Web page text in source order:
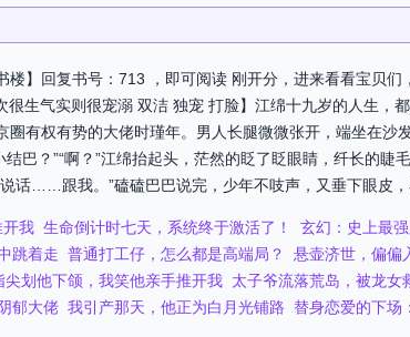
】回复书号：713 ，即可阅读 刚开分，进来看看宝贝们
生气实则很宠溺 双洁 独宠 打脸】江绵十九岁的人生，
有权有势的大佬时瑾年。男人长腿微微张开，端坐在沙
？”“啊？”江绵抬起头，茫然的眨了眨眼睛，纤长的睫
……跟我。”磕磕巴巴说完，少年不吱声，又垂下眼皮，
开我 生命倒计时七天，系统终于激活了！ 玄幻：史上最
跳着走 普通打工仔，怎么都是高端局？ 悬壶济世，偏偏
尖划他下颌，我笑他亲手推开我 太子爷流落荒岛，被龙女
郁大佬 我引产那天，他正为白月光铺路 替身恋爱的下场